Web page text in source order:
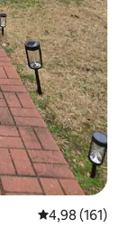
4,98 av 5 i
4,98 (161)